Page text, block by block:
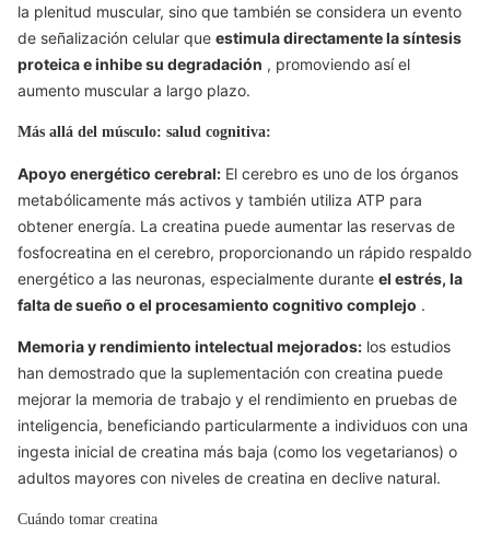
la plenitud muscular, sino que también se considera un evento
de señalización celular que estimula directamente la síntesis
proteica e inhibe su degradación , promoviendo así el
aumento muscular a largo plazo.
Más allá del músculo: salud cognitiva:
Apoyo energético cerebral: El cerebro es uno de los órganos
metabólicamente más activos y también utiliza ATP para
obtener energía. La creatina puede aumentar las reservas de
fosfocreatina en el cerebro, proporcionando un rápido respaldo
energético a las neuronas, especialmente durante el estrés, la
falta de sueño o el procesamiento cognitivo complejo .
Memoria y rendimiento intelectual mejorados: los estudios
han demostrado que la suplementación con creatina puede
mejorar la memoria de trabajo y el rendimiento en pruebas de
inteligencia, beneficiando particularmente a individuos con una
ingesta inicial de creatina más baja (como los vegetarianos) o
adultos mayores con niveles de creatina en declive natural.
Cuándo tomar creatina